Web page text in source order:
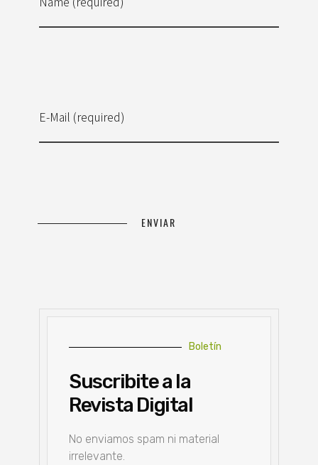
E-Mail (required)
Boletín
Suscribite a la
Revista Digital
No enviamos spam ni material
irrelevante.